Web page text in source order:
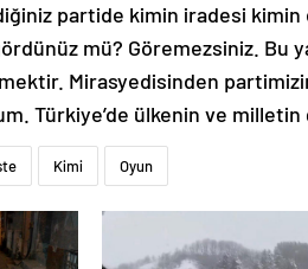
partide kimin iradesi kimin
mü? Göremezsiniz. Bu
Mirasyedisinden
Türkiye’de ülkenin ve milletin
Kimi Oyun